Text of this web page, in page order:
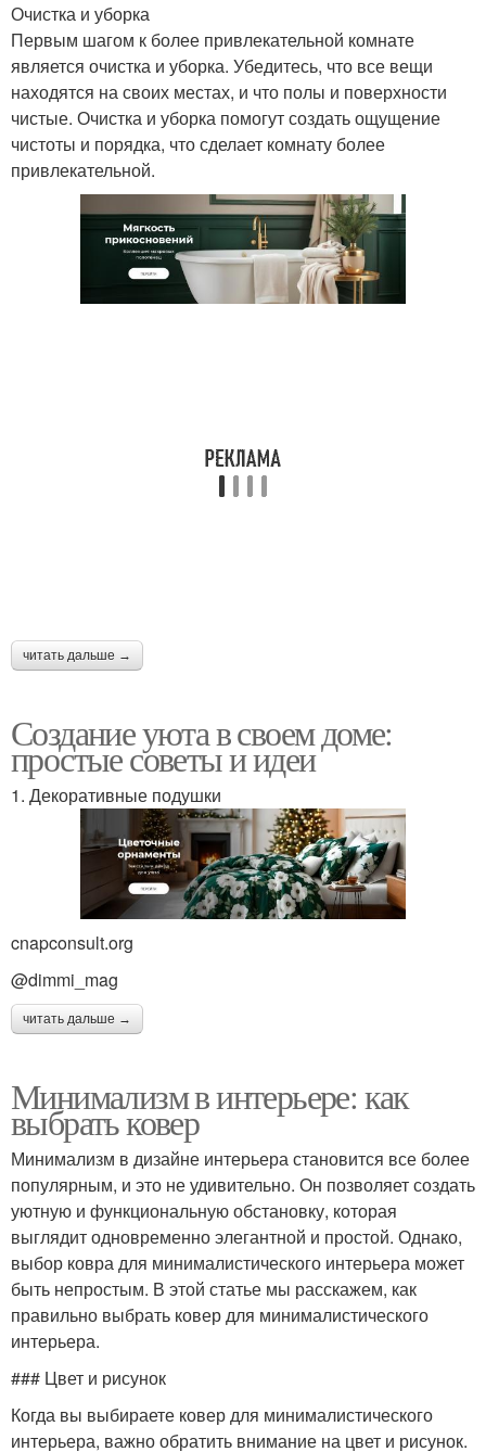
Очистка и уборка
Первым шагом к более привлекательной комнате
является очистка и уборка. Убедитесь, что все вещи
находятся на своих местах, и что полы и поверхности
чистые. Очистка и уборка помогут создать ощущение
чистоты и порядка, что сделает комнату более
привлекательной.
читать дальше →
Создание уюта в своем доме:
простые советы и идеи
1. Декоративные подушки
cnapconsult.org
@dimmi_mag
читать дальше →
Минимализм в интерьере: как
выбрать ковер
Минимализм в дизайне интерьера становится все более
популярным, и это не удивительно. Он позволяет создать
уютную и функциональную обстановку, которая
выглядит одновременно элегантной и простой. Однако,
выбор ковра для минималистического интерьера может
быть непростым. В этой статье мы расскажем, как
правильно выбрать ковер для минималистического
интерьера.
### Цвет и рисунок
Когда вы выбираете ковер для минималистического
интерьера, важно обратить внимание на цвет и рисунок.